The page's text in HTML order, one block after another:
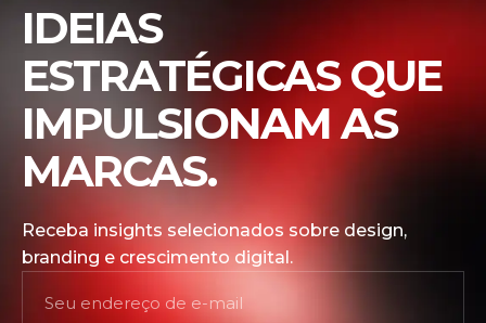
IDEIAS
ESTRATÉGICAS QUE
IMPULSIONAM AS
MARCAS.
Receba insights selecionados sobre design,
branding e crescimento digital.